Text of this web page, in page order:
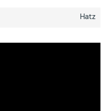
Hatz